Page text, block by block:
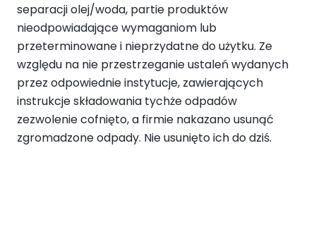
separacji olej/woda, partie produktów
nieodpowiadające wymaganiom lub
przeterminowane i nieprzydatne do użytku. Ze
względu na nie przestrzeganie ustaleń wydanych
przez odpowiednie instytucje, zawierających
instrukcje składowania tychże odpadów
zezwolenie cofnięto, a firmie nakazano usunąć
zgromadzone odpady. Nie usunięto ich do dziś.